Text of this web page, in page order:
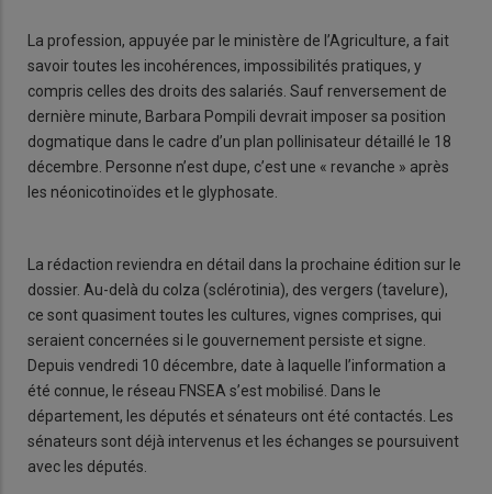
La profession, appuyée par le ministère de l’Agriculture, a fait
savoir toutes les incohérences, impossibilités pratiques, y
compris celles des droits des salariés. Sauf renversement de
dernière minute, Barbara Pompili devrait imposer sa position
dogmatique dans le cadre d’un plan pollinisateur détaillé le 18
décembre. Personne n’est dupe, c’est une « revanche » après
les néonicotinoïdes et le glyphosate.
La rédaction reviendra en détail dans la prochaine édition sur le
dossier. Au-delà du colza (sclérotinia), des vergers (tavelure),
ce sont quasiment toutes les cultures, vignes comprises, qui
seraient concernées si le gouvernement persiste et signe.
Depuis vendredi 10 décembre, date à laquelle l’information a
été connue, le réseau FNSEA s’est mobilisé. Dans le
département, les députés et sénateurs ont été contactés. Les
sénateurs sont déjà intervenus et les échanges se poursuivent
avec les députés.